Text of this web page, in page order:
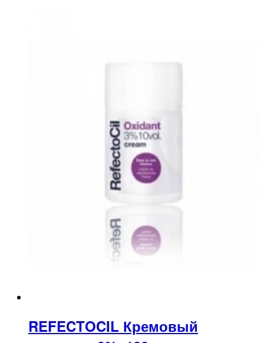
REFECTOCIL Кремовый